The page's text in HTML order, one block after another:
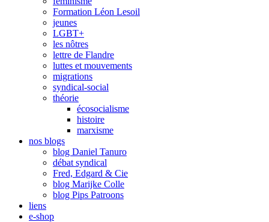
Formation Léon Lesoil
jeunes
LGBT+
les nôtres
lettre de Flandre
luttes et mouvements
migrations
syndical-social
théorie
écosocialisme
histoire
marxisme
nos blogs
blog Daniel Tanuro
débat syndical
Fred, Edgard & Cie
blog Marijke Colle
blog Pips Patroons
liens
e-shop